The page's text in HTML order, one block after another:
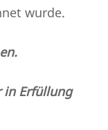
wurde.
in Erfüllung